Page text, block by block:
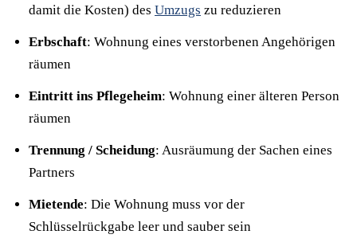
damit die Kosten) des Umzugs zu reduzieren
Erbschaft: Wohnung eines verstorbenen Angehörigen
räumen
Eintritt ins Pflegeheim: Wohnung einer älteren Person
räumen
Trennung / Scheidung: Ausräumung der Sachen eines
Partners
Mietende: Die Wohnung muss vor der
Schlüsselrückgabe leer und sauber sein